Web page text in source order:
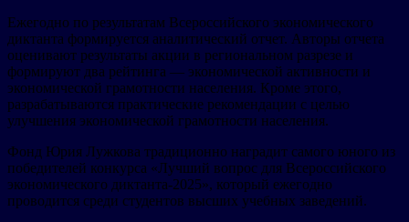
Ежегодно по результатам Всероссийского экономического
диктанта формируется аналитический отчет. Авторы отчета
оценивают результаты акции в региональном разрезе и
формируют два рейтинга — экономической активности и
экономической грамотности населения. Кроме этого,
разрабатываются практические рекомендации с целью
улучшения экономической грамотности населения.
Фонд Юрия Лужкова традиционно наградит самого юного из
победителей конкурса «Лучший вопрос для Всероссийского
экономического диктанта-2025», который ежегодно
проводится среди студентов высших учебных заведений.